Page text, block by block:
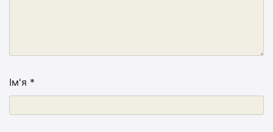
Ім'я *